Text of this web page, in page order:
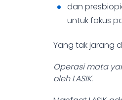
dan
untuk fokus
Yang tak jarang
Operasi mata
oleh LASIK.